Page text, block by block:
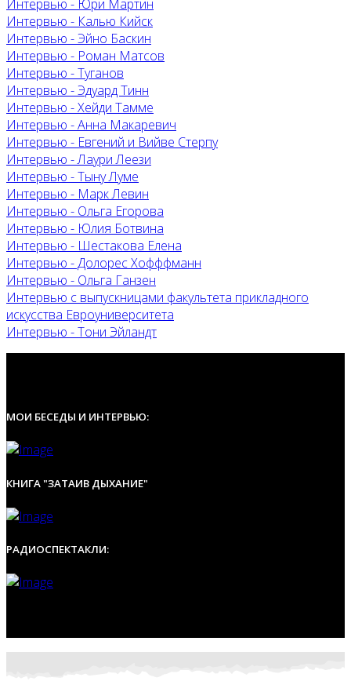
Интервью - Юри Мартин
Интервью - Калью Кийск
Интервью - Эйно Баскин
Интервью - Роман Матсов
Интервью - Туганов
Интервью - Эдуард Тинн
Интервью - Хейди Тамме
Интервью - Анна Макаревич
Интервью - Евгений и Вийве Стерпу
Интервью - Лаури Леези
Интервью - Тыну Луме
Интервью - Марк Левин
Интервью - Ольга Егорова
Интервью - Юлия Ботвина
Интервью - Шестакова Елена
Интервью - Долорес Хофффманн
Интервью - Ольга Ганзен
Интервью с выпускницами факультета прикладного
искусства Евроуниверситета
Интервью - Тони Эйландт
МОИ БЕСЕДЫ И ИНТЕРВЬЮ:
КНИГА "ЗАТАИВ ДЫХАНИЕ"
РАДИОСПЕКТАКЛИ: